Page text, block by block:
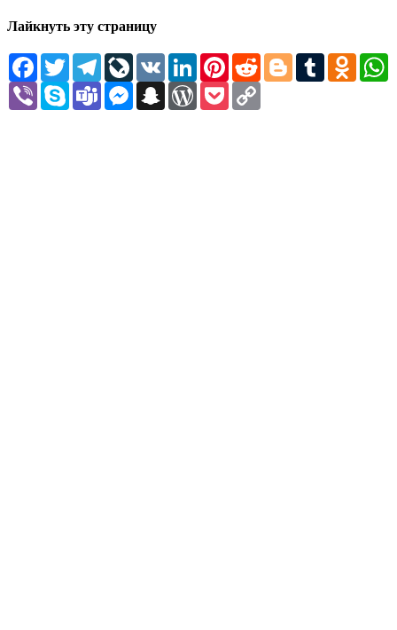
Лайкнуть эту страницу
FacebookTwitterTelegramLiveJournal
VK LinkedInPinterestRedditBloggerTumblr
Viber Skype TeamsMessengerSnapchatWordPress
Pocket